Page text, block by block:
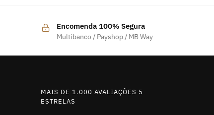
Encomenda 100% Segura
Multibanco / Payshop / MB Way
MAIS DE 1.000 AVALIAÇÕES 5
ESTRELAS